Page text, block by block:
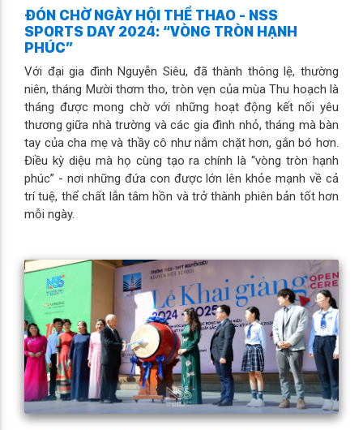
ĐÓN CHỜ NGÀY HỘI THỂ THAO - NSS
SPORTS DAY 2024: “VÒNG TRÒN HẠNH
PHÚC”
Với đại gia đình Nguyễn Siêu, đã thành thông lệ, thường
niên, tháng Mười thơm tho, tròn vẹn của mùa Thu hoạch là
tháng được mong chờ với những hoạt động kết nối yêu
thương giữa nhà trường và các gia đình nhỏ, tháng mà bàn
tay của cha mẹ và thầy cô như nắm chặt hơn, gắn bó hơn.
Điều kỳ diệu mà họ cùng tạo ra chính là “vòng tròn hạnh
phúc” - nơi những đứa con được lớn lên khỏe mạnh về cả
trí tuệ, thể chất lẫn tâm hồn và trở thành phiên bản tốt hơn
mỗi ngày.